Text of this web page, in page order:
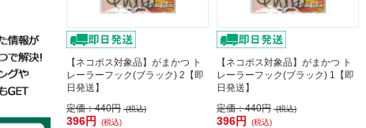
【ネコポス対象品】がまかつ ト
レーラーフック(ブラック) 2【即
日発送】
定価：440円 (税込)
396円 (税込)
【ネコポス対象品】がまかつ ト
レーラーフック(ブラック) 1【即
日発送】
定価：440円 (税込)
396円 (税込)